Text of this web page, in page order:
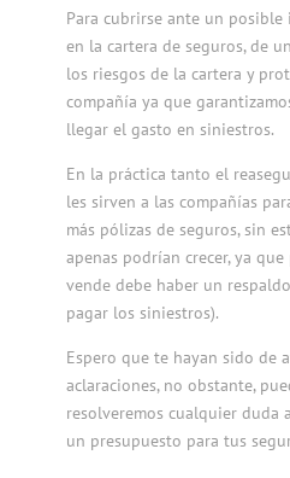
Para cubrirse ante un posible
en la cartera de seguros, de
los riesgos de la cartera y
compañía ya que
llegar el gasto en siniestros.
En la práctica tanto el
les sirven a las compañías
más pólizas de seguros, sin
apenas podrían crecer, ya
vende debe haber un
pagar los siniestros).
Espero que te hayan sido de
aclaraciones, no obstante,
resolveremos cualquier duda
un presupuesto para tus